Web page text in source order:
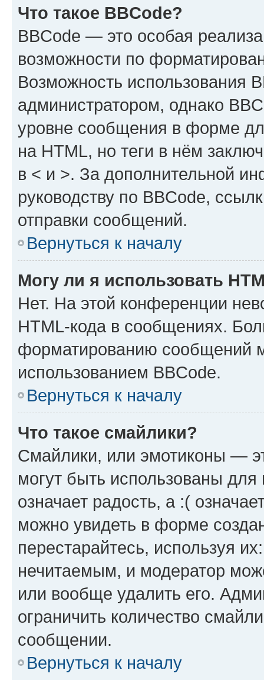
Что такое BBCode?
BBCode — это особая
возможности по
Возможность использования
администратором, однако
уровне сообщения в форме
на HTML, но теги в нём
в < и >. За дополнительной
руководству по BBCode,
отправки сообщений.
Вернуться к началу
Могу ли я использовать
Нет. На этой конференции
HTML-кода в сообщениях.
форматированию сообщений
использованием BBCode.
Вернуться к началу
Что такое смайлики?
Смайлики, или эмотиконы —
могут быть использованы
означает радость, а :(
можно увидеть в форме
перестарайтесь, используя
нечитаемым, и модератор
или вообще удалить его.
ограничить количество
сообщении.
Вернуться к началу